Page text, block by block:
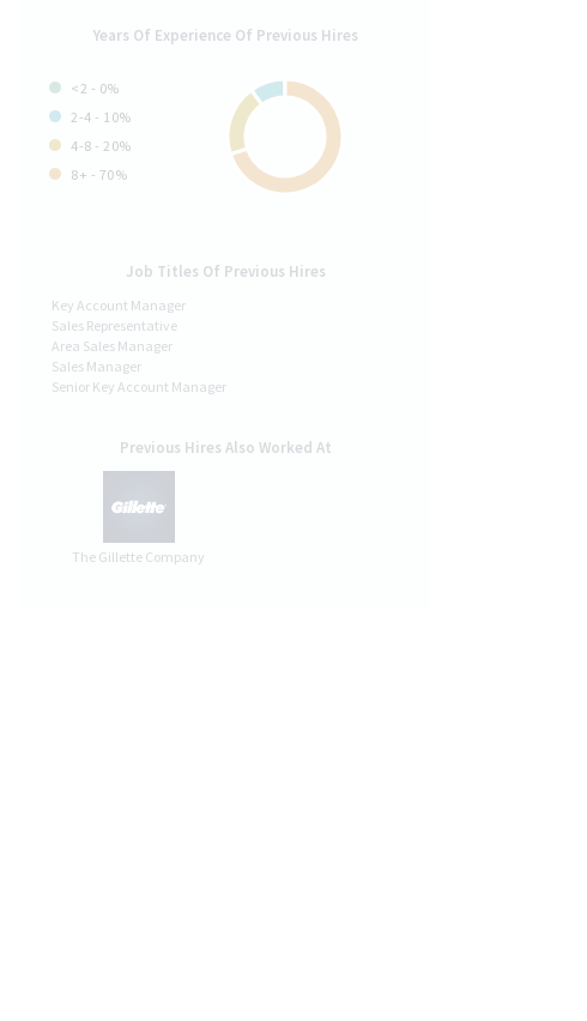
Years Of Experience Of Previous Hires
<2 - 0%
2-4 - 10%
4-8 - 20%
8+ - 70%
Job Titles Of Previous Hires
Key Account Manager
Sales Representative
Area Sales Manager
Sales Manager
Senior Key Account Manager
Previous Hires Also Worked At
The Gillette Company